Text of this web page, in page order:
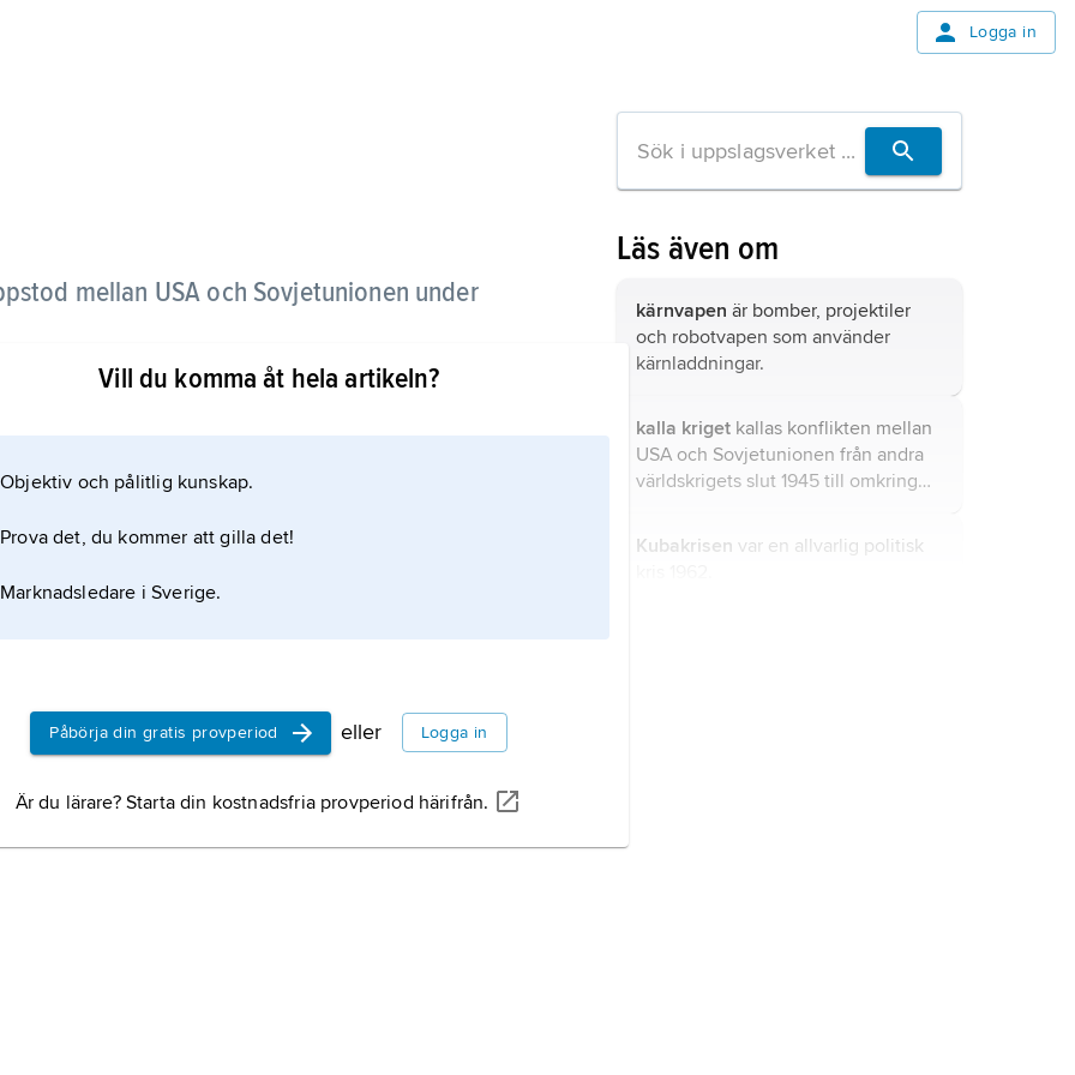
Logga in
mellan USA och Sovjetunionen under
att de kunde orsaka fruktansvärd förödelse
slå ut motståndaren helt och hållet vid ett
mycket egna kärnvapen kvar för att kunna slå
Vill du komma åt hela artikeln?
Objektiv och pålitlig kunskap.
Prova det, du kommer att gilla det!
Marknadsledare i Sverige.
Påbörja din gratis provperiod eller Logga in
Är du lärare? Starta din kostnadsfria provperiod härifrån.
Läs även om
kärnvapen är bomber, projektiler
och robotvapen som använder
kärnladdningar.
kalla kriget kallas konflikten mellan
USA och Sovjetunionen från andra
världskrigets slut 1945 till omkring
Kubakrisen var en allvarlig politisk